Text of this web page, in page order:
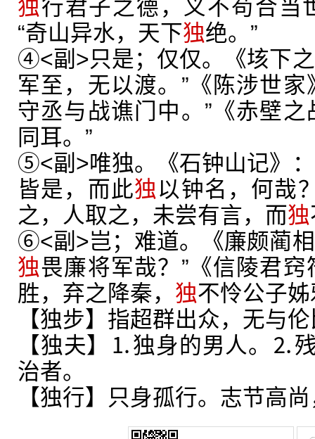
独行君子之德，义不苟合当
“奇山异水，天下独绝。”
④<副>只是；仅仅。《垓下
军至，无以渡。”《陈涉世
守丞与战谯门中。”《赤壁之
同耳。”
⑤<副>唯独。《石钟山记》
皆是，而此独以钟名，何哉
之，人取之，未尝有言，而独
⑥<副>岂；难道。《廉颇蔺
独畏廉将军哉？”《信陵君
胜，弃之降秦， 独不怜公子姊
【独步】指超群出众，无与
【独夫】⒈独身的男人。⒉
治者。
【独行】只身孤行。志节高